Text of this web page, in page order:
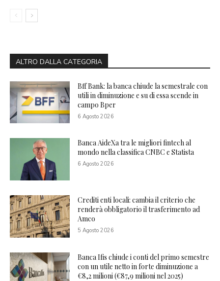
ALTRO DALLA CATEGORIA
Bff Bank: la banca chiude la semestrale con
utili in diminuzione e su di essa scende in
campo Bper
6 Agosto 2026
Banca AideXa tra le migliori fintech al
mondo nella classifica CNBC e Statista
6 Agosto 2026
Crediti enti locali: cambia il criterio che
renderà obbligatorio il trasferimento ad
Amco
5 Agosto 2026
Banca Ifis chiude i conti del primo semestre
con un utile netto in forte diminuzione a
€8,2 milioni (€87,9 milioni nel 2025)